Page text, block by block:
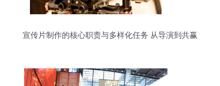
宣传片制作的核心职责与多样化任务 从导演到共赢